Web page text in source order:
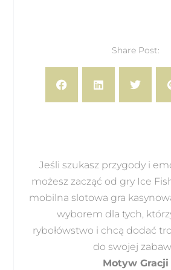
Share Post:
Jeśli szukasz przygody i
możesz zacząć od gry Ice
mobilna slotowa gra
wyborem dla tych,
rybołówstwo i chcą dodać
do swojej
Motyw Gracji